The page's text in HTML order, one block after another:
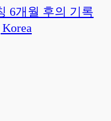
6개월 후의 기록